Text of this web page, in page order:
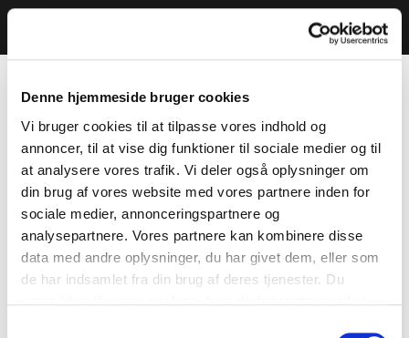
Denne hjemmeside bruger cookies
Vi bruger cookies til at tilpasse vores indhold og
annoncer, til at vise dig funktioner til sociale medier og til
at analysere vores trafik. Vi deler også oplysninger om
din brug af vores website med vores partnere inden for
sociale medier, annonceringspartnere og
analysepartnere. Vores partnere kan kombinere disse
data med andre oplysninger, du har givet dem, eller som
de har indsamlet fra din brug af deres tjenester. Du